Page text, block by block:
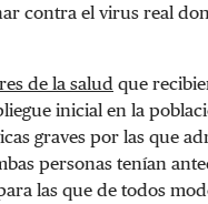
contra el virus real
de la salud que
inicial en la
graves por las que
personas tenían
las que de todos